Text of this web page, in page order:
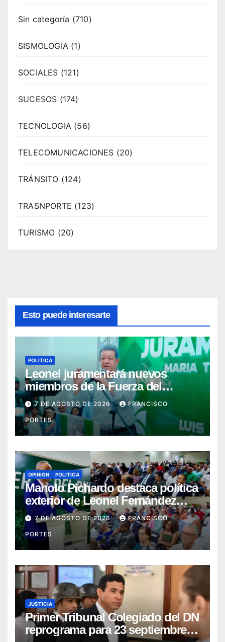
Sin categoría (710)
SISMOLOGIA (1)
SOCIALES (121)
SUCESOS (174)
TECNOLOGIA (56)
TELECOMUNICACIONES (20)
TRÁNSITO (124)
TRASNPORTE (123)
TURISMO (20)
Esto puede interesarte
POLITICA
Leonel juramentará nuevos
miembros de la Fuerza del
Pueblo en la capital este sábado
y el domingo en la provincia
Duarte
7 DE AGOSTO DE 2026 FRANCISCO
PORTES
OPINION POLITICA
Manolo Pichardo destaca política
exterior de Leonel Fernández
como referente de liderazgo y
defensa del interés nacional
7 DE AGOSTO DE 2026 FRANCISCO
PORTES
JUSTICIA
Primer Tribunal Colegiado del DN
reprograma para 23 septiembre